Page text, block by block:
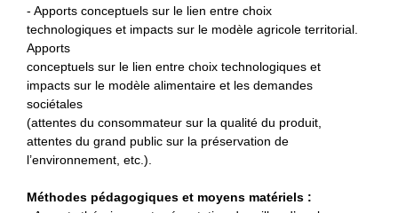
- Apports conceptuels sur le lien entre choix
technologiques et impacts sur le modèle agricole territorial.
Apports
conceptuels sur le lien entre choix technologiques et
impacts sur le modèle alimentaire et les demandes
sociétales
(attentes du consommateur sur la qualité du produit,
attentes du grand public sur la préservation de
l’environnement, etc.).
Méthodes pédagogiques et moyens matériels :